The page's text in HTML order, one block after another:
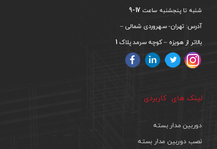
شنبه تا پنجشنبه ساعت 17-9
آدرس: تهران- سهروردی شمالی –
بالاتر از هویزه – کوچه سرمد پلاک 1
لینک های کاربردی
دوربین مدار بسته
نصب دوربین مدار بسته